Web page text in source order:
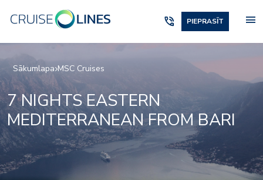
phone_in_talk PIEPRASĪT menu
Sākumlapa MSC Cruises
7 NIGHTS EASTERN
MEDITERRANEAN FROM BARI